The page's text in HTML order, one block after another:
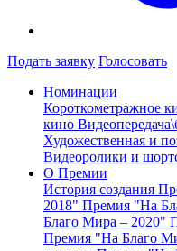
Подать заявку Голосовать
Номинации
Короткометражное
кино
Художественная и
Видеоролики и
О Премии
История создания
2018" Премия "На
Благо Мира – 2020"
Премия "На Благо